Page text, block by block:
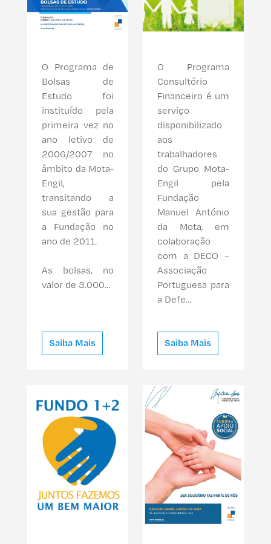
O Programa de
Bolsas de
Estudo foi
instituído pela
primeira vez no
ano letivo de
2006/2007 no
âmbito da Mota-
Engil,
transitando a
sua gestão para
a Fundação no
ano de 2011.
As bolsas, no
valor de 3.000…
Saiba Mais
O Programa
Consultório
Financeiro é um
serviço
disponibilizado
aos
trabalhadores
do Grupo Mota-
Engil pela
Fundação
Manuel António
da Mota, em
colaboração
com a DECO –
Associação
Portuguesa para
a Defe…
Saiba Mais